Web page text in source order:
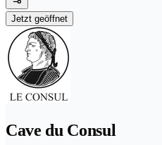
Jetzt geöffnet
Cave du Consul